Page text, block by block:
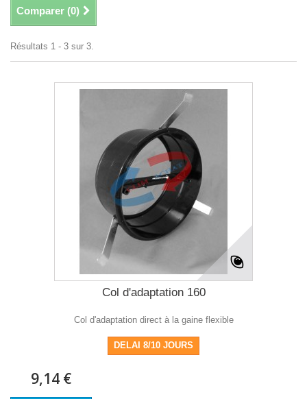
Comparer (0)
Résultats 1 - 3 sur 3.
Col d'adaptation 160
Col d'adaptation direct à la gaine flexible
DELAI 8/10 JOURS
9,14 €